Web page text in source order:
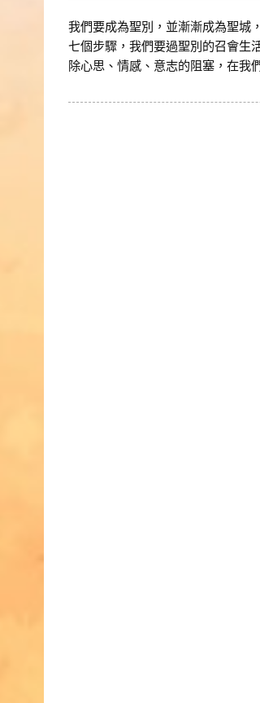
我們要成為聖別，並漸漸成為聖城
七個步驟，我們要過聖別的召會生
除心思、情感、意志的阻塞，在我